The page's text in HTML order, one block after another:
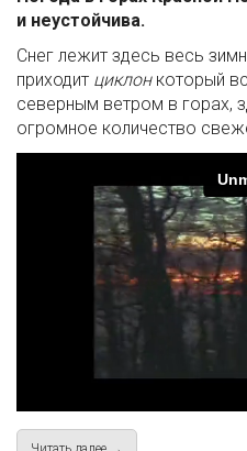
и неустойчива.
Снег лежит здесь весь
приходит циклон который
северным ветром в горах,
огромное количество